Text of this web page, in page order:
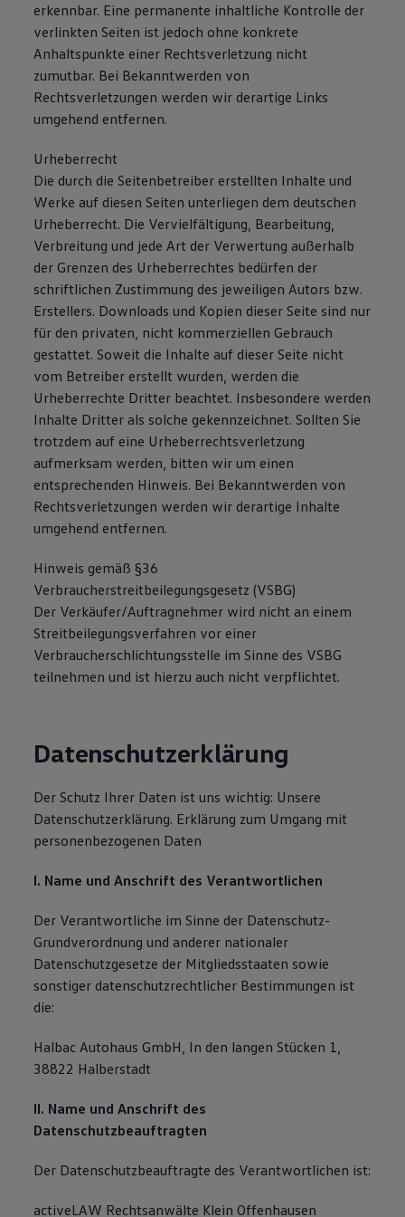
Bulli Magazin
Fahrzeugabholung ab Werk
Uptime
erkennbar. Eine permanente inhaltliche Kontrolle der
verlinkten Seiten ist jedoch ohne konkrete
Anhaltspunkte einer Rechtsverletzung nicht
zumutbar. Bei Bekanntwerden von
Rechtsverletzungen werden wir derartige Links
umgehend entfernen.
Urheberrecht
Die durch die Seitenbetreiber erstellten Inhalte und
Werke auf diesen Seiten unterliegen dem deutschen
Urheberrecht. Die Vervielfältigung, Bearbeitung,
Verbreitung und jede Art der Verwertung außerhalb
der Grenzen des Urheberrechtes bedürfen der
schriftlichen Zustimmung des jeweiligen Autors bzw.
Erstellers. Downloads und Kopien dieser Seite sind nur
für den privaten, nicht kommerziellen Gebrauch
gestattet. Soweit die Inhalte auf dieser Seite nicht
vom Betreiber erstellt wurden, werden die
Urheberrechte Dritter beachtet. Insbesondere werden
Inhalte Dritter als solche gekennzeichnet. Sollten Sie
trotzdem auf eine Urheberrechtsverletzung
aufmerksam werden, bitten wir um einen
entsprechenden Hinweis. Bei Bekanntwerden von
Rechtsverletzungen werden wir derartige Inhalte
umgehend entfernen.
Hinweis gemäß §36
Verbraucherstreitbeilegungsgesetz (VSBG)
Der Verkäufer/Auftragnehmer wird nicht an einem
Streitbeilegungsverfahren vor einer
Verbraucherschlichtungsstelle im Sinne des VSBG
teilnehmen und ist hierzu auch nicht verpflichtet.
Datenschutzerklärung
Der Schutz Ihrer Daten ist uns wichtig: Unsere
Datenschutzerklärung. Erklärung zum Umgang mit
personenbezogenen Daten
I. Name und Anschrift des Verantwortlichen
Der Verantwortliche im Sinne der Datenschutz-
Grundverordnung und anderer nationaler
Datenschutzgesetze der Mitgliedsstaaten sowie
sonstiger datenschutzrechtlicher Bestimmungen ist
die:
Halbac Autohaus GmbH, In den langen Stücken 1,
38822 Halberstadt
II. Name und Anschrift des
Datenschutzbeauftragten
Der Datenschutzbeauftragte des Verantwortlichen ist:
activeLAW Rechtsanwälte Klein Offenhausen